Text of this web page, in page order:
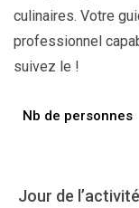
culinaires. Votre
professionnel
suivez le !
Nb de personnes
Jour de l’activité